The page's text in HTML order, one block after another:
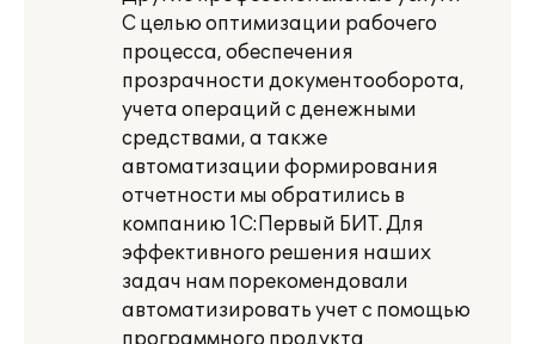
С целью оптимизации рабочего
процесса, обеспечения
прозрачности документооборота,
учета операций с денежными
средствами, а также
автоматизации формирования
отчетности мы обратились в
компанию 1С:Первый БИТ. Для
эффективного решения наших
задач нам порекомендовали
автоматизировать учет с помощью
программного продукта